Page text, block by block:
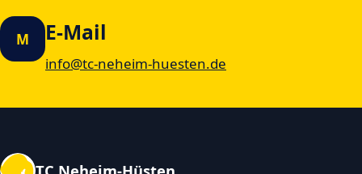
M E-Mail
info@tc-neheim-huesten.de